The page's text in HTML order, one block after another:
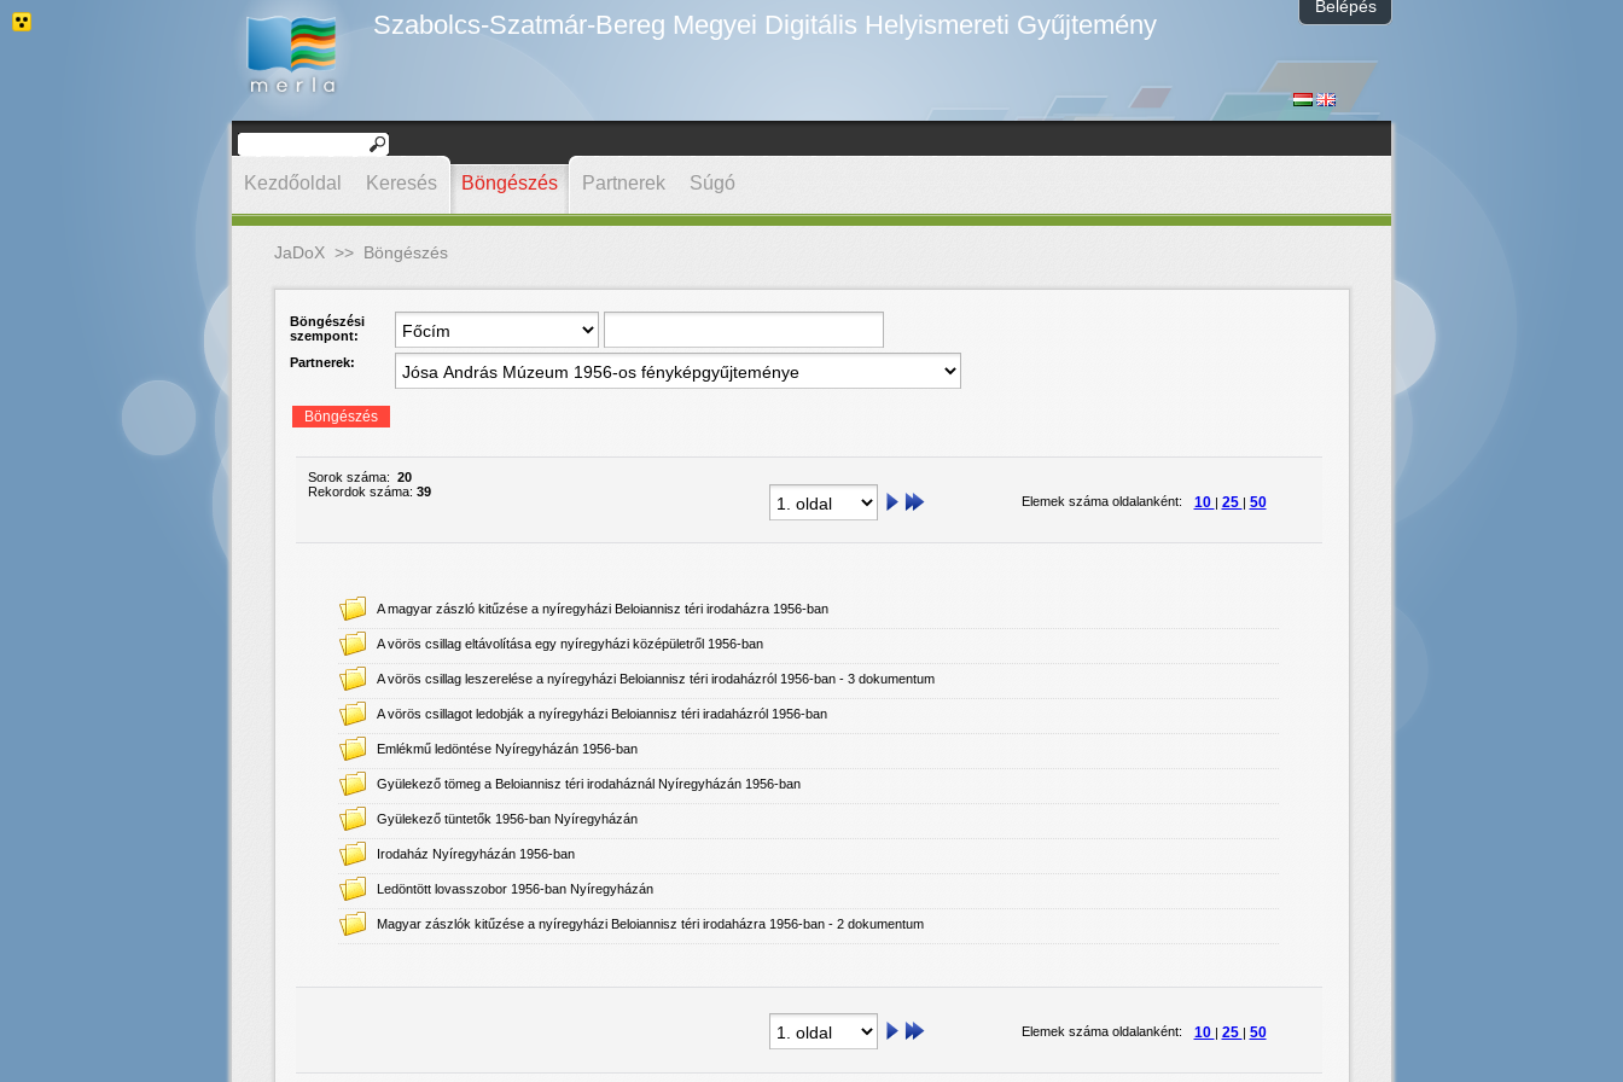
Szabolcs-Szatmár-Bereg Megyei Digitális Helyismereti Gyűjtemény
Kezdőoldal Keresés Böngészés Partnerek Súgó
JaDoX>> Böngészés
Belépés
Böngészési
szempont:
Partnerek:
Böngészés
Sorok száma: 20
Rekordok száma: 39
Elemek száma oldalanként: 10 | 25 | 50
A magyar zászló kitűzése a nyíregyházi Beloiannisz téri irodaházra 1956-ban
A vörös csillag eltávolítása egy nyíregyházi középületről 1956-ban
A vörös csillag leszerelése a nyíregyházi Beloiannisz téri irodaházról 1956-ban - 3 dokumentum
A vörös csillagot ledobják a nyíregyházi Beloiannisz téri iradaházról 1956-ban
Emlékmű ledöntése Nyíregyházán 1956-ban
Gyülekező tömeg a Beloiannisz téri irodaháznál Nyíregyházán 1956-ban
Gyülekező tüntetők 1956-ban Nyíregyházán
Irodaház Nyíregyházán 1956-ban
Ledöntött lovasszobor 1956-ban Nyíregyházán
Magyar zászlók kitűzése a nyíregyházi Beloiannisz téri irodaházra 1956-ban - 2 dokumentum
Elemek száma oldalanként: 10 | 25 | 50